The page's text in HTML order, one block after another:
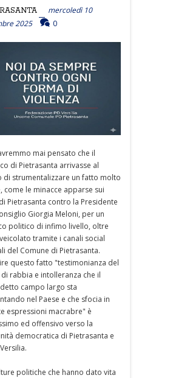
mercoledì 10
2025
0
mai pensato che il
di Pietrasanta arrivasse al
di strumentalizzare un fatto molto
come le minacce apparse sui
Pietrasanta contro la Presidente
Giorgia Meloni, per un
politico di infimo livello, oltre
tramite i canali social
del Comune di Pietrasanta.
questo fatto "testimonianza del
di rabbia e intolleranza che il
campo largo sta
nel Paese e che sfocia in
espressioni macrabre" è
ed offensivo verso la
democratica di Pietrasanta e
politiche che hanno dato vita